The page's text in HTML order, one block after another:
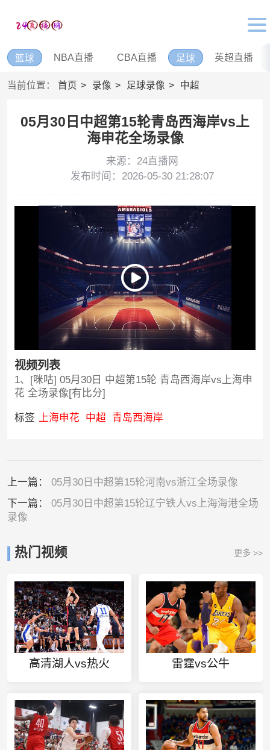
篮球 NBA直播 CBA直播 足球 英超直播
当前位置： 首页 录像 足球录像 中超
05月30日中超第15轮青岛西海岸vs上
海申花全场录像
来源：24直播网
发布时间：2026-05-30 21:28:07
视频列表
1、[咪咕] 05月30日 中超第15轮 青岛西海岸vs上海申
花 全场录像[有比分]
标签 上海申花 中超 青岛西海岸
上一篇： 05月30日中超第15轮河南vs浙江全场录像
下一篇： 05月30日中超第15轮辽宁铁人vs上海海港全场
录像
热门视频 更多 >>
高清湖人vs热火 雷霆vs公牛